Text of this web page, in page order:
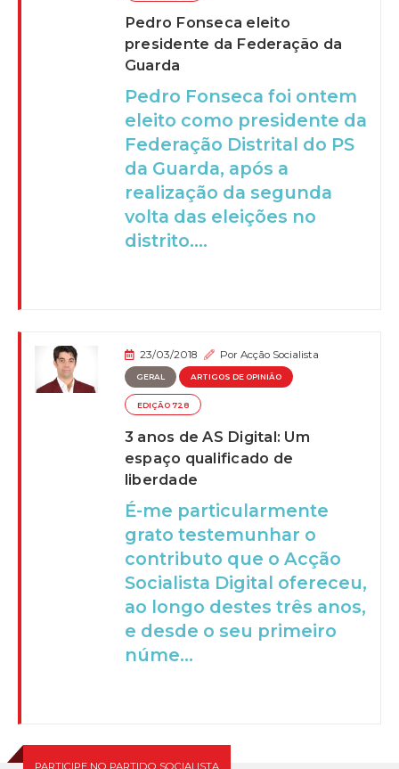
Pedro Fonseca eleito
presidente da Federação da
Guarda
Pedro Fonseca foi ontem
eleito como presidente da
Federação Distrital do PS
da Guarda, após a
realização da segunda
volta das eleições no
distrito....
23/03/2018 PorAcção Socialista
GERAL ARTIGOS DE OPINIÃO
EDIÇÃO 728
3 anos de AS Digital: Um
espaço qualificado de
liberdade
É-me particularmente
grato testemunhar o
contributo que o Acção
Socialista Digital ofereceu,
ao longo destes três anos,
e desde o seu primeiro
núme...
PARTICIPE NO PARTIDO SOCIALISTA